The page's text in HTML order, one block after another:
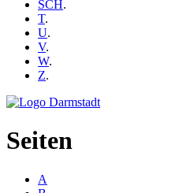
SCH.
T.
U.
V.
W.
Z.
Seiten
A